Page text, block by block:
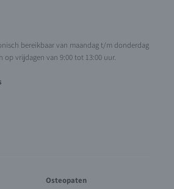
bereikbaar van maandag t/m donderdag
op vrijdagen van 9:00 tot 13:00 uur.
Osteopaten